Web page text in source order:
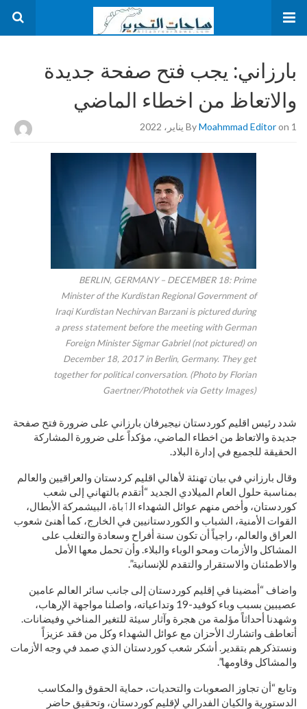
بارزاني: يجب فتح صفحة جديدة
والاتعاظ من اخطاء الماضي
ByMoahmmad Editoron 1 يناير، 2022
BERLIN, GERMANY – DECEMBER 18: Prime
Minister of the Kurdistan Regional Government of
Iraqi Kurdistan Nechirvan Barzani is pictured during
a press statement before the meeting with German
Foreign Minister Sigmar Gabriel (not pictured) on
December 18, 2017 in Berlin, Germany. They get
together for political conversation. (Photo by Florian
Gaertner/Photothek via Getty Images)
شدد رئيس اقليم كوردستان نيجيرفان بارزاني على ضرورة فتح صفحة
جديدة والاتعاظ من اخطاء الماضي، مؤكداً على ضرورة المشاركة
الحقيقة للجميع في إدارة البلاد.
وقال بارزاني في بيان تهنئة لأهالي اقليم كردستان والعراقيين والعالم
بمناسبة حلول العام الميلادي الجديد “أتقدم بالتهاني إلى شعب
كوردستان، وأخص منهم عوائل الشهداء الٲباة، البيشمركة الأبطال،
القوات الأمنية، الشباب و الكوردستانيين في الخارج، كما أهنئ شعوب
العراق والعالم، راجياً أن تكون سنة أفراح وسعادة والتغلب على
المشاكل والأزمات ومحو الوباء والبلاء. وأن تحمل معها الأمل
والاطمئنان والاستقرار والتقدم للإنسانية”.
واضاف “أمضينا في إقليم كوردستان إلى جانب سائر العالم عامين
عصيبين بسبب وباء كوفيد-19 وتداعياته، واصلنا مواجهة الإرهاب،
وشهدنا أحداثاً مؤلمة من هجرة وآثار سيئة للتغير المناخي وفيضانات.
أتعاطف واتشارك الأحزان مع عوائل الشهداء وكل من فقد عزيزاً
ونستذكرهم بتقدير. أشكر شعب كوردستان الذي صمد في وجه الأزمات
والمشاكل وقاومها”.
وتابع “أن تجاوز الصعوبات والتحديات، حماية الحقوق والمكاسب
الدستورية والكيان الفدرالي لإقليم كوردستان، وتحقيق حاضر